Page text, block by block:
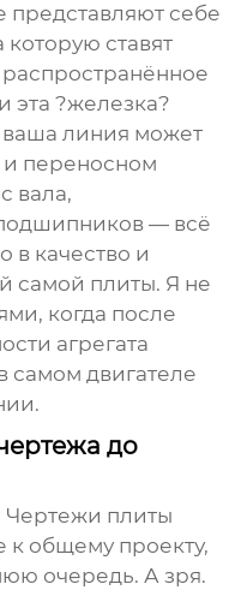
представляют себе
которую ставят
эта ?железка?
ваша линия может
переносном
вала,
— всё
в качество и
самой плиты. Я не
когда после
агрегата
самом двигателе
до
Чертежи плиты
к общему проекту,
очередь. А зря.